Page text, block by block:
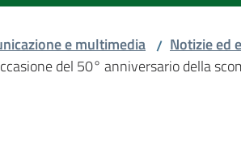
e multimedia / Notizie ed
del 50° anniversario della